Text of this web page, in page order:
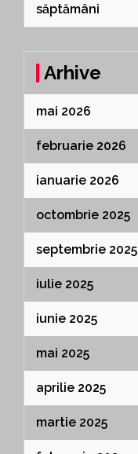
săptămâni
Arhive
mai 2026
februarie 2026
ianuarie 2026
octombrie 2025
septembrie 2025
iulie 2025
iunie 2025
mai 2025
aprilie 2025
martie 2025